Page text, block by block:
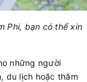
Phi, bạn có thể xin
những người
du lịch hoặc thăm